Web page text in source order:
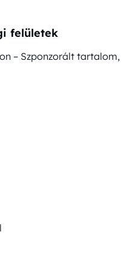
felületek
– Szponzorált tartalom,